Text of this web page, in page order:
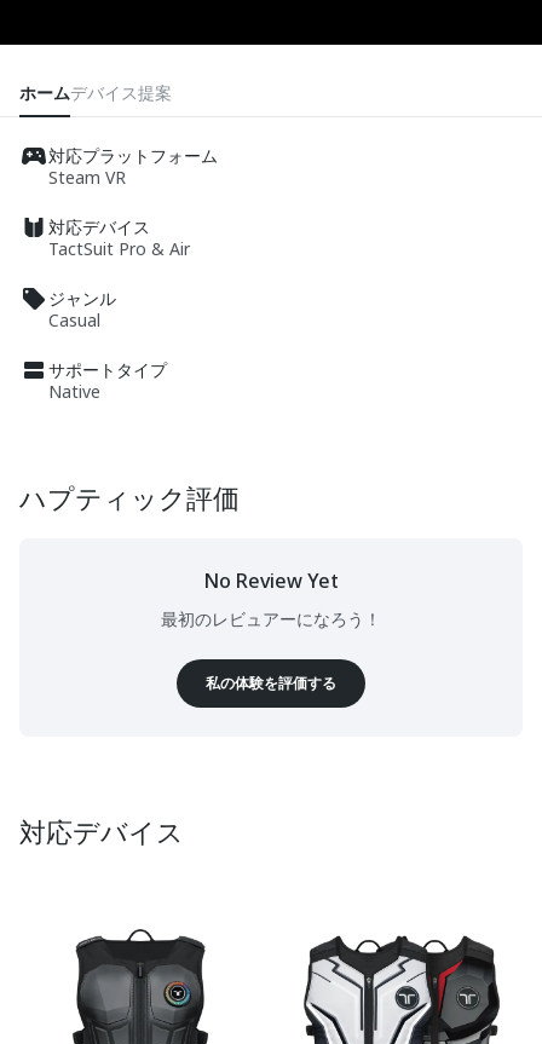
ホームデバイス提案
対応プラットフォーム
Steam VR
対応デバイス
TactSuit Pro & Air
ジャンル
Casual
サポートタイプ
Native
ハプティック評価
No Review Yet
最初のレビュアーになろう！
私の体験を評価する
対応デバイス